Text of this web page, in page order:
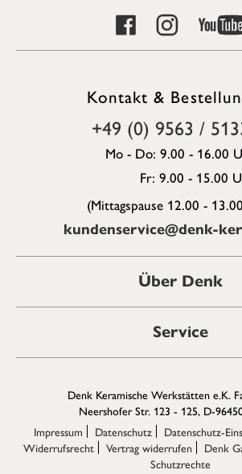
Kontakt &
+49 (0) 9563 /
Mo - Do: 9.00 - 16.00
Fr: 9.00 - 15.00
(Mittagspause 12.00 -
kundenservice@denk-
Über Denk
Service
Denk Keramische Werkstätten e.K.
Neershofer Str. 123 - 125, D-
Impressum
Datenschutz Datenschutz-
Widerrufsrecht
Vertrag widerrufen
Denk
Schutzrechte